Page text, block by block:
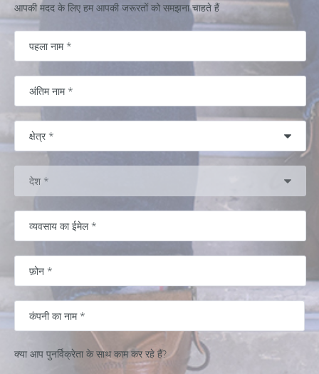
आपकी मदद के लिए हम आपकी जरूरतों को समझना चाहते हैं
क्या आप पुनर्विक्रेता के साथ काम कर रहे हैं?